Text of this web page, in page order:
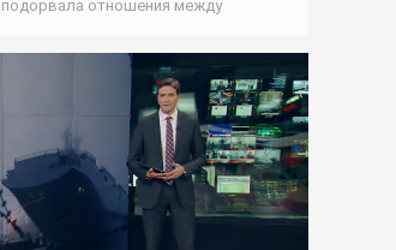
подорвала отношения между